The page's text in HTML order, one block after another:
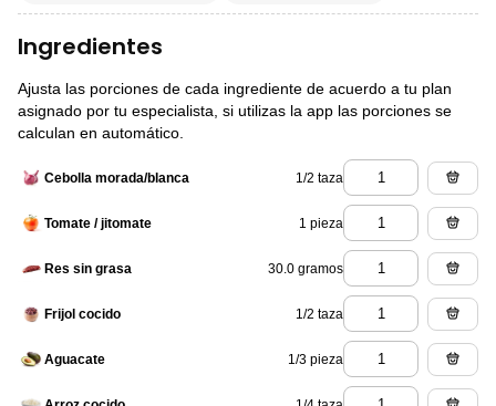
Ingredientes
Ajusta las porciones de cada ingrediente de acuerdo a tu plan
asignado por tu especialista, si utilizas la app las porciones se
calculan en automático.
Cebolla morada/blanca 1/2 taza
Tomate / jitomate 1 pieza
Res sin grasa 30.0 gramos
Frijol cocido 1/2 taza
Aguacate 1/3 pieza